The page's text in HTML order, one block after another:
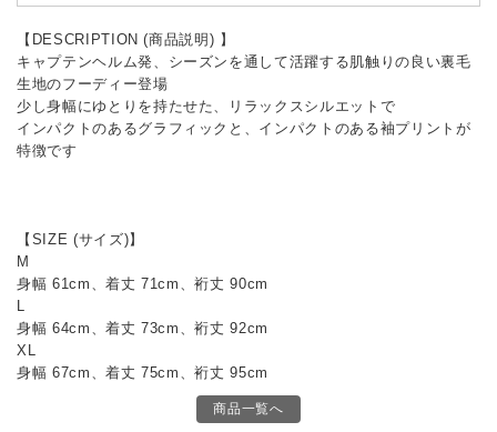
【DESCRIPTION (商品説明) 】
キャプテンヘルム発、シーズンを通して活躍する肌触りの良い裏毛
生地のフーディー登場
少し身幅にゆとりを持たせた、リラックスシルエットで
インパクトのあるグラフィックと、インパクトのある袖プリントが
特徴です
【SIZE (サイズ)】
M
身幅 61cm、着丈 71cm、裄丈 90cm
L
身幅 64cm、着丈 73cm、裄丈 92cm
XL
身幅 67cm、着丈 75cm、裄丈 95cm
商品一覧へ